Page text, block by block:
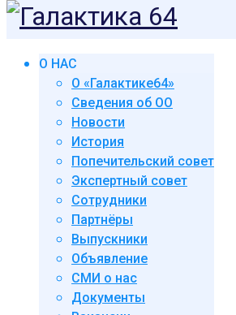
О НАС
О «Галактике64»
Сведения об ОО
Новости
История
Попечительский совет
Экспертный совет
Сотрудники
Партнёры
Выпускники
Объявление
СМИ о нас
Документы